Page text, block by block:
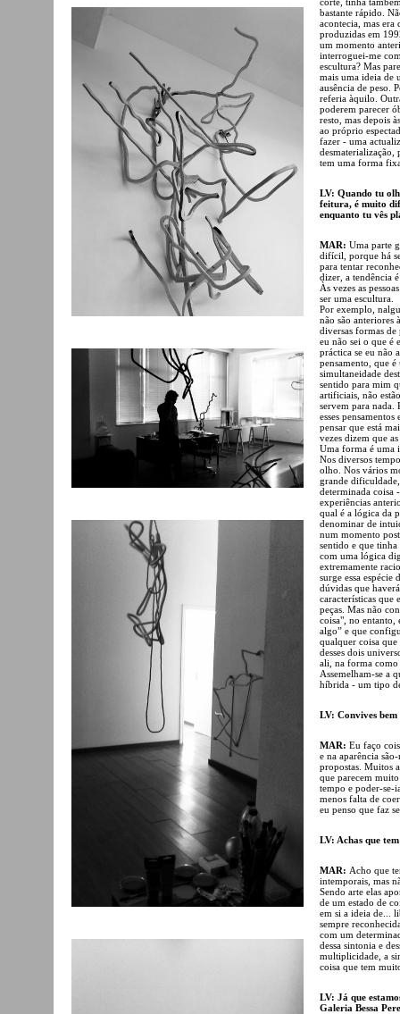
bastante rápido.
acontecia, mas era
produzidas em
um momento
interroguei-me
escultura? Mas
mais uma ideia de
ausência de peso.
referia àquilo.
poderem parecer
resto, mas depois
ao próprio
fazer - uma
desmaterialização,
tem uma forma
LV: Quando tu
feitura, é muito
enquanto tu vês
MAR: Uma parte
difícil, porque há
para tentar
dizer, a tendência
Às vezes as
ser uma escultura.
Por exemplo,
não são anteriores
diversas formas
eu não sei o que é
práctica se eu não
pensamento, que
simultaneidade
sentido para mim
artificiais, não
servem para nada.
esses
pensar que está
vezes dizem que
Uma forma é uma
Nos diversos
olho. Nos vários
grande
determinada coisa
experiências
qual é a lógica da
denominar de
num momento
sentido e que
com uma lógica
extremamente
surge essa
dúvidas que
características que
peças. Mas não
coisa", no entanto,
algo” e que
qualquer coisa
desses dois
ali, na forma como
Assemelham-se a
híbrida - um tipo
LV: Convives
MAR: Eu faço
e na aparência
propostas. Muitos
que parecem
tempo e poder-se-
menos falta de
eu penso que faz
LV: Achas que
MAR: Acho que
intemporais, mas
Sendo arte elas
de um estado de
em si a ideia de...
sempre
com um
dessa sintonia e
multiplicidade, a
coisa que tem
LV: Já que
Galeria Bessa